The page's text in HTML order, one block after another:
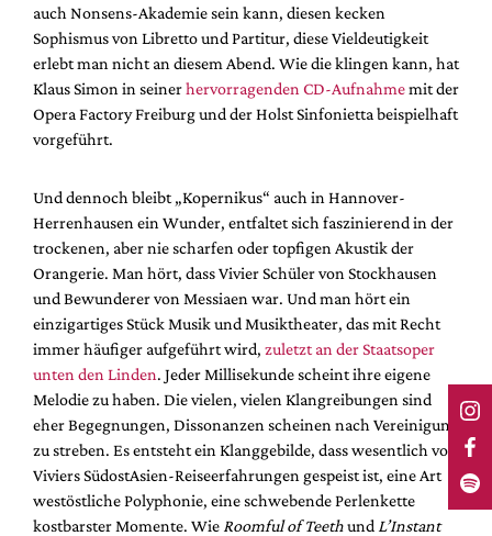
auch Nonsens-Akademie sein kann, diesen kecken
Sophismus von Libretto und Partitur, diese Vieldeutigkeit
erlebt man nicht an diesem Abend. Wie die klingen kann, hat
Klaus Simon in seinerhervorragenden CD-Aufnahmemit der
Opera Factory Freiburg und der Holst Sinfonietta beispielhaft
vorgeführt.
Und dennoch bleibt „Kopernikus“ auch in Hannover-
Herrenhausen ein Wunder, entfaltet sich faszinierend in der
trockenen, aber nie scharfen oder topfigen Akustik der
Orangerie. Man hört, dass Vivier Schüler von Stockhausen
und Bewunderer von Messiaen war. Und man hört ein
einzigartiges Stück Musik und Musiktheater, das mit Recht
immer häufiger aufgeführt wird, zuletzt an der Staatsoper
unten den Linden. Jeder Millisekunde scheint ihre eigene
Melodie zu haben. Die vielen, vielen Klangreibungen sind
eher Begegnungen, Dissonanzen scheinen nach Vereinigung
zu streben. Es entsteht ein Klanggebilde, dass wesentlich von
Viviers SüdostAsien-Reiseerfahrungen gespeist ist, eine Art
westöstliche Polyphonie, eine schwebende Perlenkette
kostbarster Momente. Wie Roomful of Teethund L’Instant